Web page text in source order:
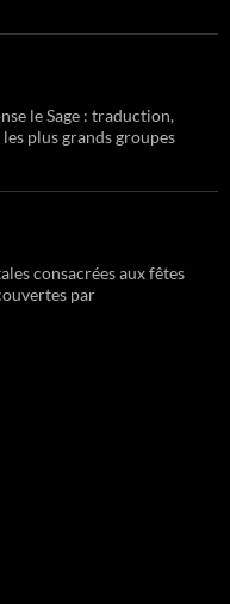
le Sage : traduction,
plus grands groupes
consacrées aux fêtes
par